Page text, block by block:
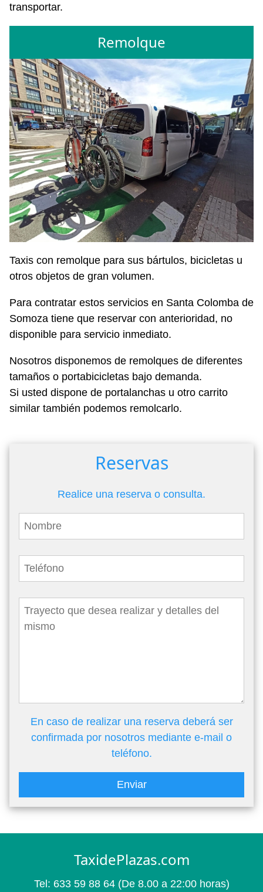
transportar.
Remolque
Taxis con remolque para sus bártulos, bicicletas u
otros objetos de gran volumen.
Para contratar estos servicios en Santa Colomba de
Somoza tiene que reservar con anterioridad, no
disponible para servicio inmediato.
Nosotros disponemos de remolques de diferentes
tamaños o portabicicletas bajo demanda.
Si usted dispone de portalanchas u otro carrito
similar también podemos remolcarlo.
Reservas
Realice una reserva o consulta.
En caso de realizar una reserva deberá ser
confirmada por nosotros mediante e-mail o
teléfono.
Enviar
TaxidePlazas.com
Tel: 633 59 88 64 (De 8.00 a 22:00 horas)